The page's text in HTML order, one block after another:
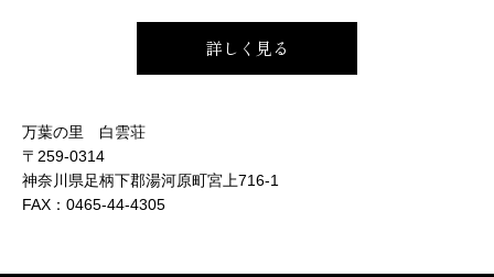
詳しく見る
万葉の里 白雲荘
〒259-0314
神奈川県足柄下郡湯河原町宮上716-1
FAX： 0465-44-4305